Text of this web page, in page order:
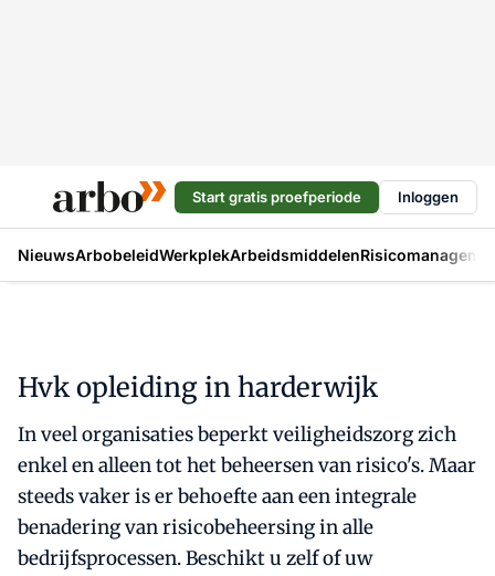
Start gratis proefperiode Inloggen
NieuwsArbobeleidWerkplekArbeidsmiddelen
Hvk opleiding in harderwijk
In veel organisaties beperkt veiligheidszorg zich
enkel en alleen tot het beheersen van risico's. Maar
steeds vaker is er behoefte aan een integrale
benadering van risicobeheersing in alle
bedrijfsprocessen. Beschikt u zelf of uw